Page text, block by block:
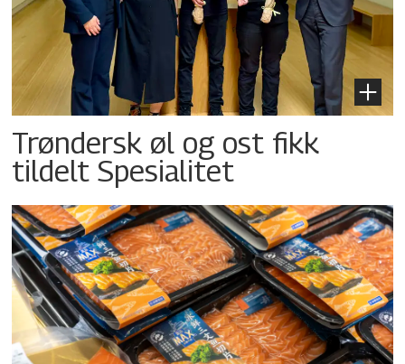
Trøndersk øl og ost fikk
tildelt Spesialitet